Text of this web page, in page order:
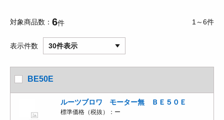
対象商品数 6件 1～6件
表示件数 30件表示
BE50E
ルーツブロワ モーター無 ＢＥ５０Ｅ
標準価格（税抜）： ー